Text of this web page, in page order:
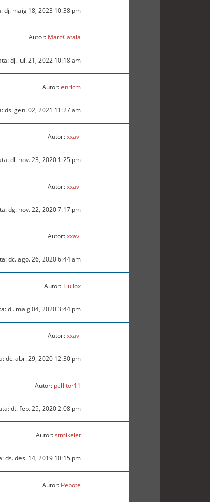
dj. maig 18, 2023 10:38 pm
Autor: MarcCatala
dj. jul. 21, 2022 10:18 am
Autor:enricm
ds. gen. 02, 2021 11:27 am
Autor:xxavi
dl. nov. 23, 2020 1:25 pm
Autor:xxavi
dg. nov. 22, 2020 7:17 pm
Autor:xxavi
dc. ago. 26, 2020 6:44 am
Autor: Llullox
dl. maig 04, 2020 3:44 pm
Autor:xxavi
dc. abr. 29, 2020 12:30 pm
Autor: pellitor11
dt. feb. 25, 2020 2:08 pm
Autor:stmikelet
ds. des. 14, 2019 10:15 pm
Autor: Pepote